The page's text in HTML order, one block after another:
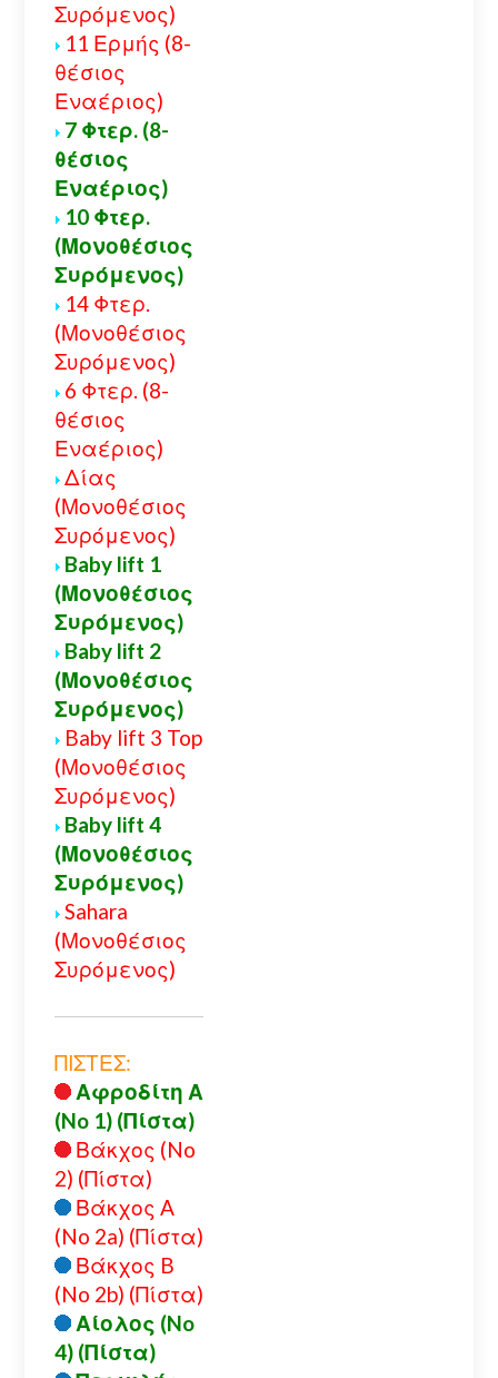
Συρόμενος)
11 Ερμής (8-
θέσιος
Εναέριος)
7 Φτερ. (8-
θέσιος
Εναέριος)
10 Φτερ.
(Μονοθέσιος
Συρόμενος)
14 Φτερ.
(Μονοθέσιος
Συρόμενος)
6 Φτερ. (8-
θέσιος
Εναέριος)
Δίας
(Μονοθέσιος
Συρόμενος)
Baby lift 1
(Μονοθέσιος
Συρόμενος)
Baby lift 2
(Μονοθέσιος
Συρόμενος)
Baby lift 3 Top
(Μονοθέσιος
Συρόμενος)
Baby lift 4
(Μονοθέσιος
Συρόμενος)
Sahara
(Μονοθέσιος
Συρόμενος)
ΠΙΣΤΕΣ:
Αφροδίτη Α
(No 1) (Πίστα)
Βάκχος (No
2) (Πίστα)
Βάκχος A
(No 2a) (Πίστα)
Βάκχος B
(No 2b) (Πίστα)
Αίολος (No
4) (Πίστα)